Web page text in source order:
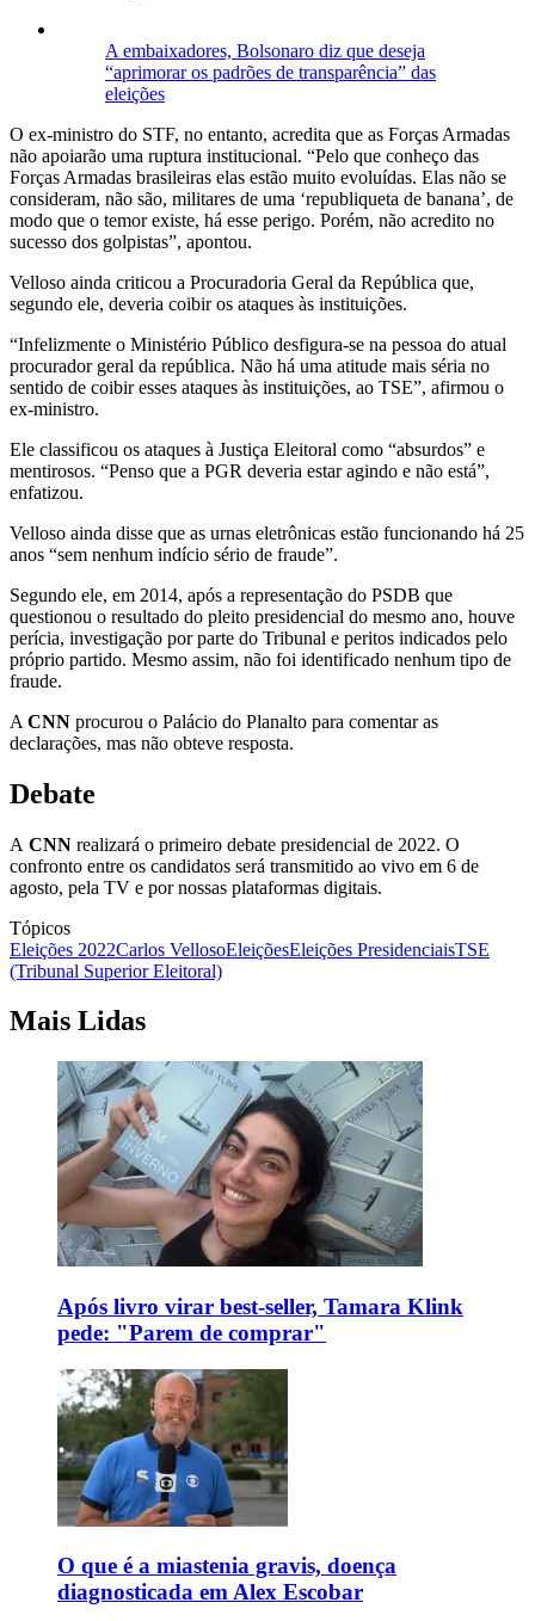
A embaixadores, Bolsonaro diz que deseja
“aprimorar os padrões de transparência” das
eleições
O ex-ministro do STF, no entanto, acredita que as Forças Armadas
não apoiarão uma ruptura institucional. “Pelo que conheço das
Forças Armadas brasileiras elas estão muito evoluídas. Elas não se
consideram, não são, militares de uma ‘republiqueta de banana’, de
modo que o temor existe, há esse perigo. Porém, não acredito no
sucesso dos golpistas”, apontou.
Velloso ainda criticou a Procuradoria Geral da República que,
segundo ele, deveria coibir os ataques às instituições.
“Infelizmente o Ministério Público desfigura-se na pessoa do atual
procurador geral da república. Não há uma atitude mais séria no
sentido de coibir esses ataques às instituições, ao TSE”, afirmou o
ex-ministro.
Ele classificou os ataques à Justiça Eleitoral como “absurdos” e
mentirosos. “Penso que a PGR deveria estar agindo e não está”,
enfatizou.
Velloso ainda disse que as urnas eletrônicas estão funcionando há 25
anos “sem nenhum indício sério de fraude”.
Segundo ele, em 2014, após a representação do PSDB que
questionou o resultado do pleito presidencial do mesmo ano, houve
perícia, investigação por parte do Tribunal e peritos indicados pelo
próprio partido. Mesmo assim, não foi identificado nenhum tipo de
fraude.
A CNN procurou o Palácio do Planalto para comentar as
declarações, mas não obteve resposta.
Debate
A CNN realizará o primeiro debate presidencial de 2022. O
confronto entre os candidatos será transmitido ao vivo em 6 de
agosto, pela TV e por nossas plataformas digitais.
Tópicos
Eleições 2022Carlos VellosoEleiçõesEleições PresidenciaisTSE
(Tribunal Superior Eleitoral)
Mais Lidas
Após livro virar best-seller, Tamara Klink
pede: "Parem de comprar"
O que é a miastenia gravis, doença
diagnosticada em Alex Escobar